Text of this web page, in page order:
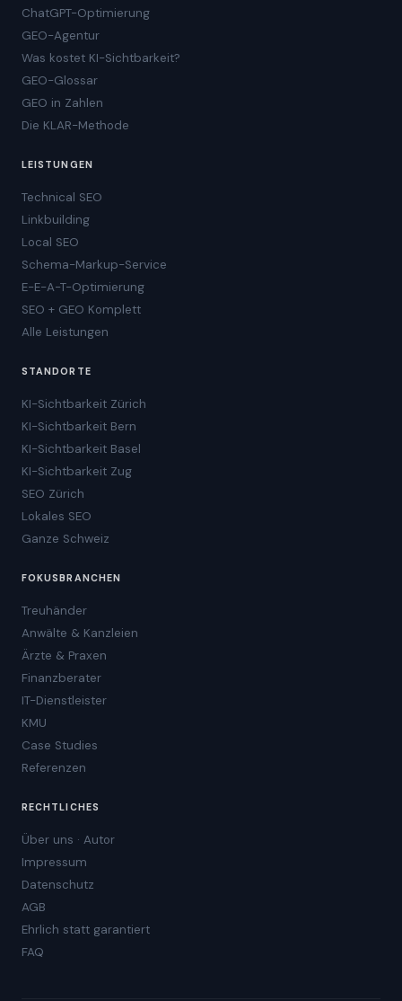
ChatGPT-Optimierung
GEO-Agentur
Was kostet KI-Sichtbarkeit?
GEO-Glossar
GEO in Zahlen
Die KLAR-Methode
LEISTUNGEN
Technical SEO
Linkbuilding
Local SEO
Schema-Markup-Service
E-E-A-T-Optimierung
SEO + GEO Komplett
Alle Leistungen
STANDORTE
KI-Sichtbarkeit Zürich
KI-Sichtbarkeit Bern
KI-Sichtbarkeit Basel
KI-Sichtbarkeit Zug
SEO Zürich
Lokales SEO
Ganze Schweiz
FOKUSBRANCHEN
Treuhänder
Anwälte & Kanzleien
Ärzte & Praxen
Finanzberater
IT-Dienstleister
KMU
Case Studies
Referenzen
RECHTLICHES
Über uns · Autor
Impressum
Datenschutz
AGB
Ehrlich statt garantiert
FAQ